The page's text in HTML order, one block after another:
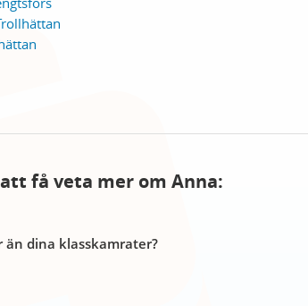
få veta mer om Anna:
än dina klasskamrater?